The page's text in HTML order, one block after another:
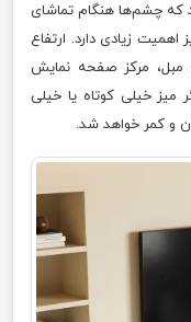
که چشم‌ها هنگام تماشای
زیادی دارد. ارتفاع
مرکز صفحه نمایش
میز خیلی کوتاه یا خیلی
و کمر خواهد شد.